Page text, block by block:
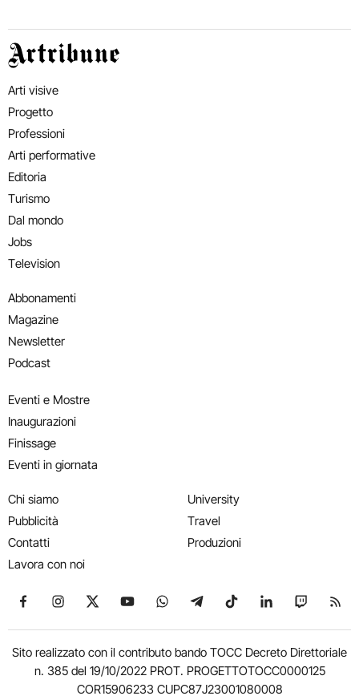
Artribune
Arti visive
Progetto
Professioni
Arti performative
Editoria
Turismo
Dal mondo
Jobs
Television
Abbonamenti
Magazine
Newsletter
Podcast
Eventi e Mostre
Inaugurazioni
Finissage
Eventi in giornata
Chi siamo
Pubblicità
Contatti
Lavora con noi
University
Travel
Produzioni
Seguici su Facebook
Seguici su Instagram
Seguici su X
Seguici su YouTube
Seguici su WhatsApp
Seguici su Telegram
Seguici su TikTok
Seguici su
Seguici
Sito realizzato con il contributo bando TOCC Decreto Direttoriale
n. 385 del 19/10/2022 PROT. PROGETTOTOCC0000125
COR15906233 CUPC87J23001080008